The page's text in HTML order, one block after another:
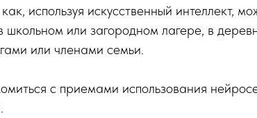
как, используя искусственный интеллект,
школьном или загородном лагере, в
или членами семьи.
с приемами использования